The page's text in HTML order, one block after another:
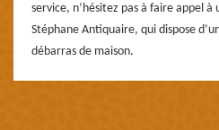
service, n’hésitez pas à faire appel à
Stéphane Antiquaire, qui dispose
débarras de maison.